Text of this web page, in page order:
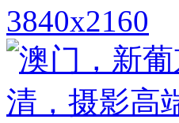
3840x2160